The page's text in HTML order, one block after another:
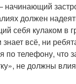
начинающий
должен
себя кулаком в
знает всё, ни
телефону, что
не должны